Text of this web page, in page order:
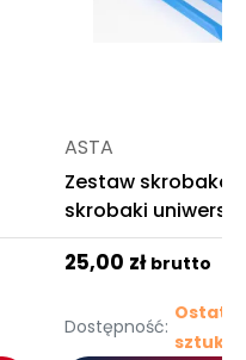
ASTA
Zestaw skrobaków
skrobaki
asta
25,00 zł brutto
Dostępność:
sztuki